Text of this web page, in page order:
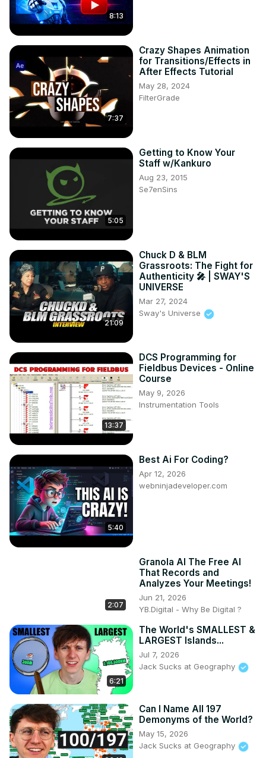
8:13
7:37
Crazy Shapes Animation
for Transitions/Effects in
After Effects Tutorial
May 28, 2024
FilterGrade
5:05
Getting to Know Your
Staff w/Kankuro
Aug 23, 2015
Se7enSins
21:09
Chuck D & BLM
Grassroots: The Fight for
Authenticity 🎤 | SWAY'S
UNIVERSE
Mar 27, 2024
Sway's Universe
13:37
DCS Programming for
Fieldbus Devices - Online
Course
May 9, 2026
Instrumentation Tools
5:40
Best Ai For Coding?
Apr 12, 2026
webninjadeveloper.com
2:07
Granola AI The Free AI
That Records and
Analyzes Your Meetings!
Jun 21, 2026
YB.Digital - Why Be Digital ?
6:21
The World's SMALLEST &
LARGEST Islands...
Jul 7, 2026
Jack Sucks at Geography
Can I Name All 197
Demonyms of the World?
May 15, 2026
Jack Sucks at Geography